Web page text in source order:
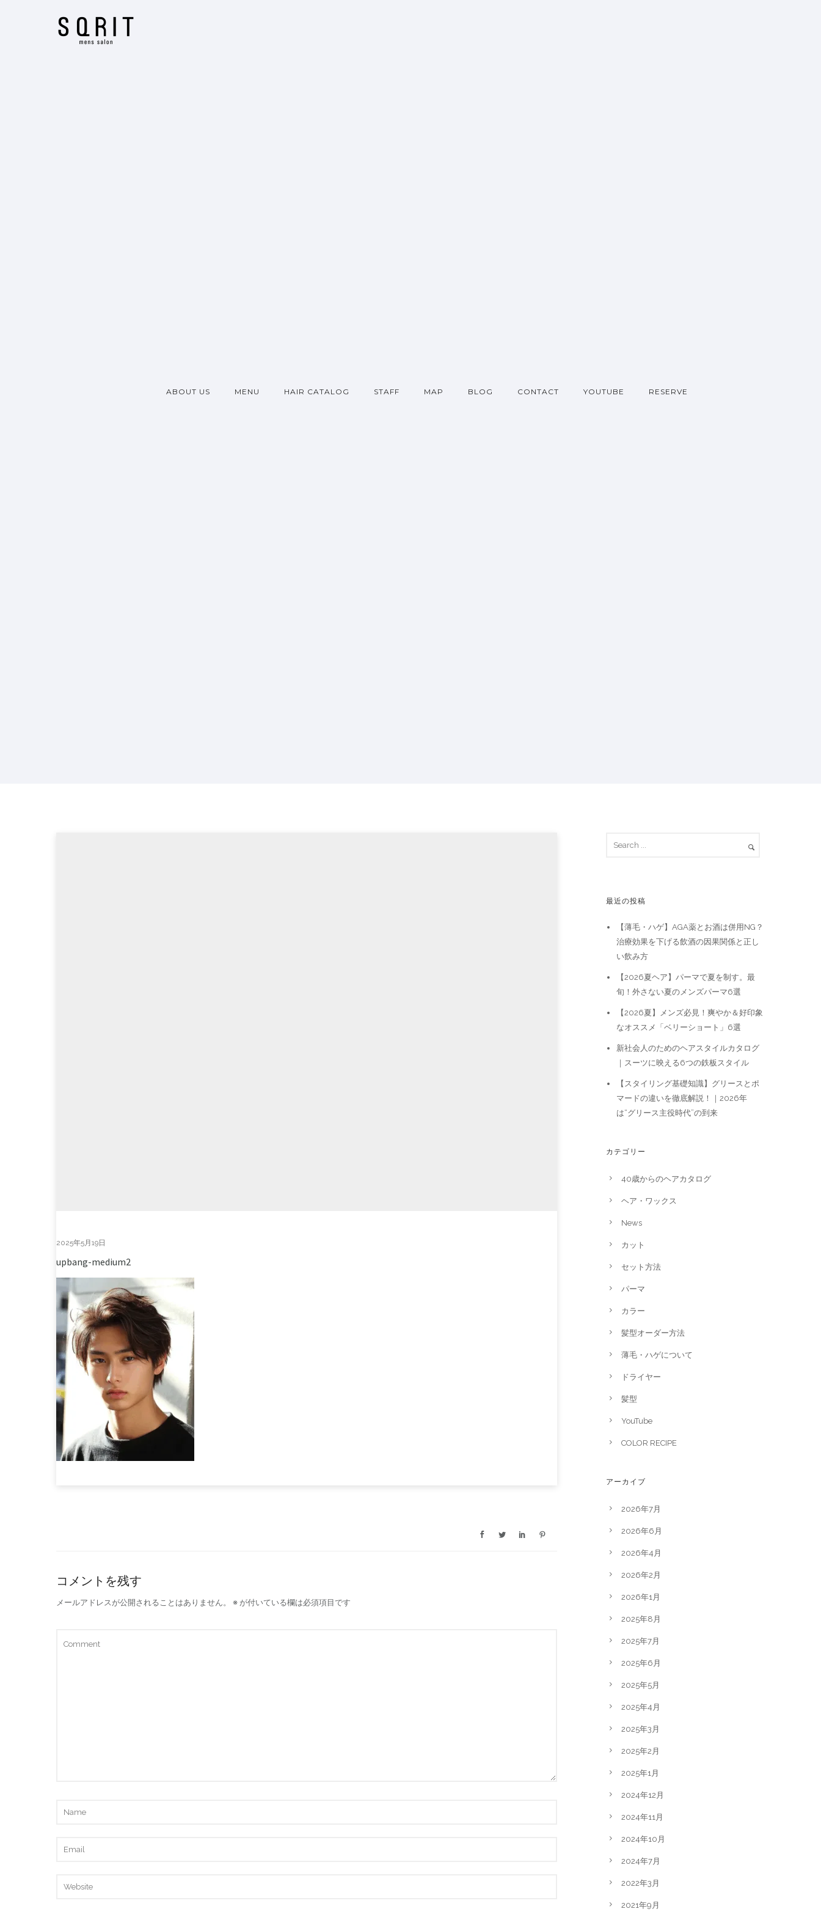
ABOUT US MENU HAIR CATALOG STAFF MAP BLOG CONTACT YOUTUBE RESERVE
2025年5月19日
upbang-medium2
コメントを残す
メールアドレスが公開されることはありません。 ※ が付いている欄は必須項目です
最近の投稿
【薄毛・ハゲ】AGA薬とお酒は併用NG？
治療効果を下げる飲酒の因果関係と正し
い飲み方
【2026夏ヘア】パーマで夏を制す。最
旬！外さない夏のメンズパーマ6選
【2026夏】メンズ必見！爽やか＆好印象
なオススメ「ベリーショート」6選
新社会人のためのヘアスタイルカタログ
｜スーツに映える6つの鉄板スタイル
【スタイリング基礎知識】グリースとポ
マードの違いを徹底解説！｜2026年
は“グリース主役時代”の到来
カテゴリー
40歳からのヘアカタログ
ヘア・ワックス
News
カット
セット方法
パーマ
カラー
髪型オーダー方法
薄毛・ハゲについて
ドライヤー
髪型
YouTube
COLOR RECIPE
アーカイブ
2026年7月
2026年6月
2026年4月
2026年2月
2026年1月
2025年8月
2025年7月
2025年6月
2025年5月
2025年4月
2025年3月
2025年2月
2025年1月
2024年12月
2024年11月
2024年10月
2024年7月
2022年3月
2021年9月